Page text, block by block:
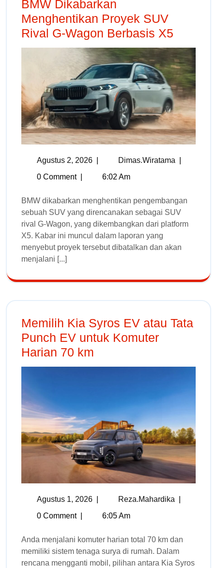
BMW Dikabarkan
Menghentikan Proyek SUV
Rival G-Wagon Berbasis X5
Agustus 2, 2026 Dimas.wiratama
0 Comment
6:02 Am
BMW dikabarkan menghentikan pengembangan
sebuah SUV yang direncanakan sebagai SUV
rival G-Wagon, yang dikembangkan dari platform
X5. Kabar ini muncul dalam laporan yang
menyebut proyek tersebut dibatalkan dan akan
menjalani [...]
Memilih Kia Syros EV atau Tata
Punch EV untuk Komuter
Harian 70 km
Agustus 1, 2026 Reza.mahardika
0 Comment
6:05 Am
Anda menjalani komuter harian total 70 km dan
memiliki sistem tenaga surya di rumah. Dalam
rencana mengganti mobil, pilihan antara Kia Syros